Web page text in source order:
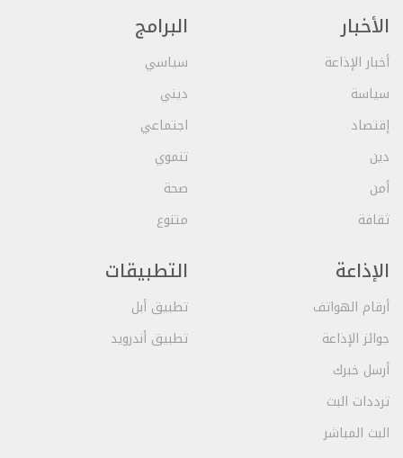
الأخبار
أخبار الإذاعة
سياسة
إقتصاد
دين
أمن
ثقافة
البرامج
سياسي
ديني
اجتماعي
تنموي
صحة
متنوع
الإذاعة
أرقام الهواتف
جوائز الإذاعة
أرسل خبرك
ترددات البث
البث المباشر
التطبيقات
تطبيق أبل
تطبيق أندرويد